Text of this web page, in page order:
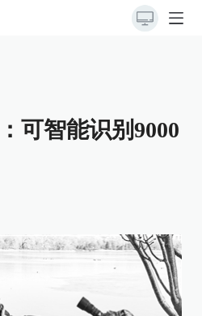
可智能识别9000